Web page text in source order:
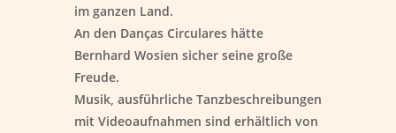
im ganzen Land.
An den Danças Circulares hätte
Bernhard Wosien sicher seine große
Freude.
Musik, ausführliche Tanzbeschreibungen
mit Videoaufnahmen sind erhältlich von